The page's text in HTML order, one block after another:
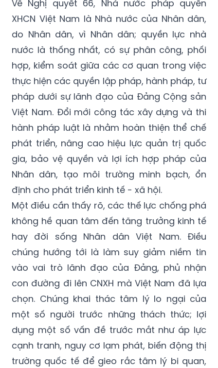
Về Nghị quyết 66, Nhà nước pháp quyền
XHCN Việt Nam là Nhà nước của Nhân dân,
do Nhân dân, vì Nhân dân; quyền lực nhà
nước là thống nhất, có sự phân công, phối
hợp, kiểm soát giữa các cơ quan trong việc
thực hiện các quyền lập pháp, hành pháp, tư
pháp dưới sự lãnh đạo của Đảng Cộng sản
Việt Nam. Đổi mới công tác xây dựng và thi
hành pháp luật là nhằm hoàn thiện thể chế
phát triển, nâng cao hiệu lực quản trị quốc
gia, bảo vệ quyền và lợi ích hợp pháp của
Nhân dân, tạo môi trường minh bạch, ổn
định cho phát triển kinh tế - xã hội.
Một điều cần thấy rõ, các thế lực chống phá
không hề quan tâm đến tăng trưởng kinh tế
hay đời sống Nhân dân Việt Nam. Điều
chúng hướng tới là làm suy giảm niềm tin
vào vai trò lãnh đạo của Đảng, phủ nhận
con đường đi lên CNXH mà Việt Nam đã lựa
chọn. Chúng khai thác tâm lý lo ngại của
một số người trước những thách thức; lợi
dụng một số vấn đề trước mắt như áp lực
cạnh tranh, nguy cơ lạm phát, biến động thị
trường quốc tế để gieo rắc tâm lý bi quan,